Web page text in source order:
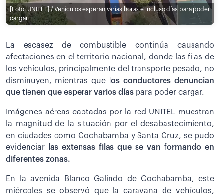
[Foto: UNITEL] / Vehículos esperan varias horas e incluso días para poder
cargar
La escasez de combustible continúa causando
afectaciones en el territorio nacional, donde las filas de
los vehículos, principalmente del transporte pesado, no
disminuyen, mientras que los conductores denuncian
que tienen que esperar varios días para poder cargar.
Imágenes aéreas captadas por la red UNITEL muestran
la magnitud de la situación por el desabastecimiento,
en ciudades como Cochabamba y Santa Cruz, se pudo
evidenciar
las extensas filas que se van formando en
diferentes zonas.
En la avenida Blanco Galindo de Cochabamba, este
miércoles se observó que la caravana de vehículos,